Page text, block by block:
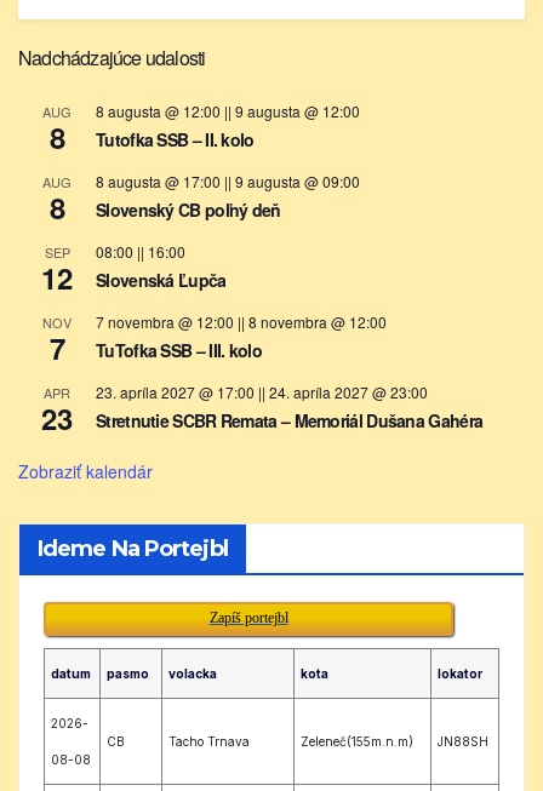
Nadchádzajúce udalosti
AUG
8
8 augusta @ 12:00 || 9 augusta @ 12:00
Tutofka SSB – II. kolo
AUG
8
8 augusta @ 17:00 || 9 augusta @ 09:00
Slovenský CB poľný deň
SEP
12
08:00 || 16:00
Slovenská Ľupča
NOV
7
7 novembra @ 12:00 || 8 novembra @ 12:00
TuTofka SSB – III. kolo
APR
23
23. apríla 2027 @ 17:00 || 24. apríla 2027 @ 23:00
Stretnutie SCBR Remata – Memoriál Dušana Gahéra
Zobraziť kalendár
Ideme Na Portejbl
Zapíš portejbl
datum pasmo volacka kota lokator
2026-
08-08
CB Tacho Trnava Zeleneč(155m.n.m) JN88SH